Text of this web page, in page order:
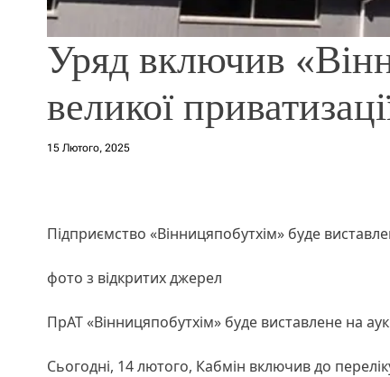
Уряд включив
великої
15 Лютого, 2025
Підприємство «Вінницяпобутхім» буде
фото з відкритих джерел
ПрАТ «Вінницяпобутхім» буде виставлене на
Сьогодні, 14 лютого, Кабмін включив до